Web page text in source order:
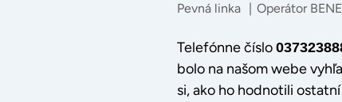
Pevná linka | Operátor
Telefónne číslo
bolo na našom webe
si, ako ho hodnotili